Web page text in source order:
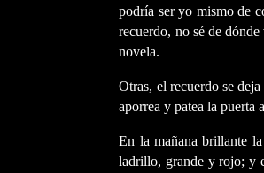
podría ser yo mismo de
recuerdo, no sé de
novela.
Otras, el recuerdo se
aporrea y patea la puerta
En la mañana brillante
ladrillo, grande y rojo; y